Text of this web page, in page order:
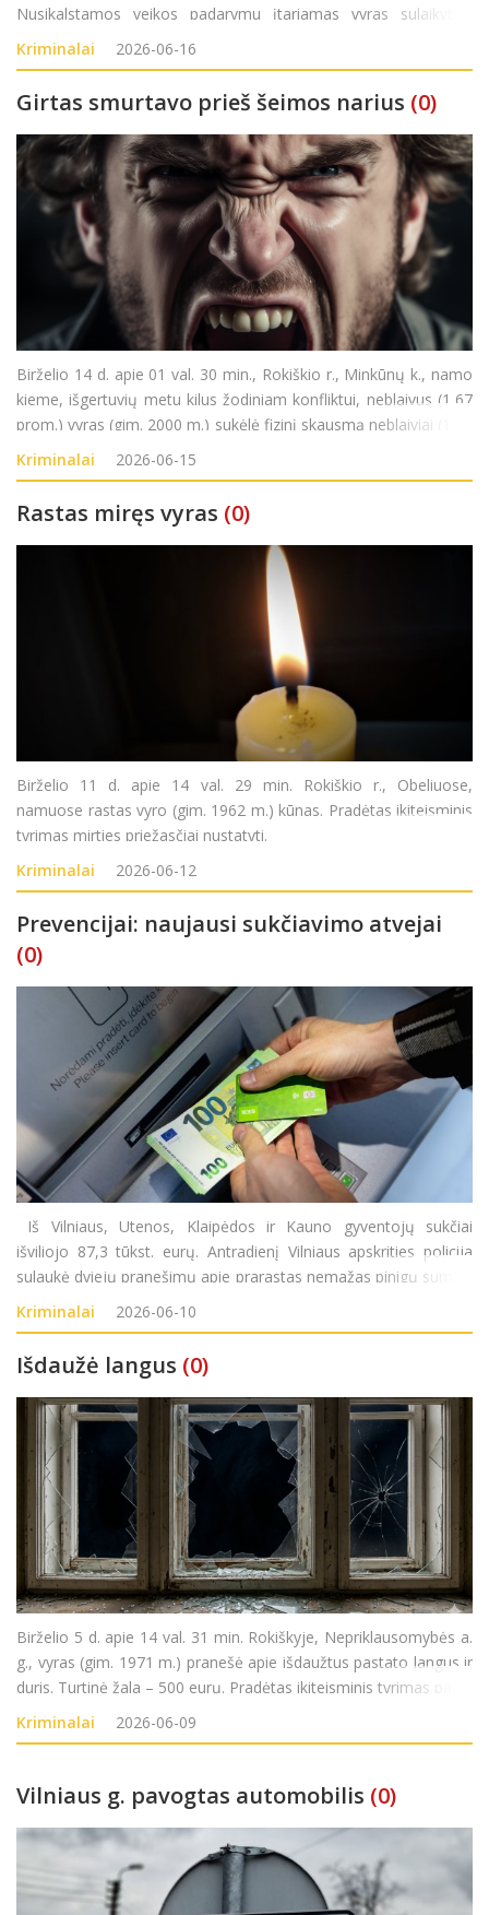
Nusikalstamos veikos padarymu įtariamas vyras sulaikytas.
Pradėtas ikiteisminis tyrimas pagal LR BK 138 str. (Nesunkus
sveikatos sutrikdymas).
Kriminalai 2026-06-16
Girtas smurtavo prieš šeimos narius (0)
Birželio 14 d. apie 01 val. 30 min., Rokiškio r., Minkūnų k., namo
kieme, išgertuvių metu kilus žodiniam konfliktui, neblaivus (1,67
prom.) vyras (gim. 2000 m.) sukėlė fizinį skausmą neblaiviai (1,17
prom.) moteriai (gim. 1974 m.) ir nepilnamečiui (gim. 2009 m.).
Nusikalstamos veikos
Kriminalai 2026-06-15
Rastas miręs vyras (0)
Birželio 11 d. apie 14 val. 29 min. Rokiškio r., Obeliuose,
namuose rastas vyro (gim. 1962 m.) kūnas. Pradėtas ikiteisminis
tyrimas mirties priežasčiai nustatyti.
Kriminalai
2026-06-12
Prevencijai: naujausi sukčiavimo atvejai
(0)
Iš Vilniaus, Utenos, Klaipėdos ir Kauno gyventojų sukčiai
išviliojo 87,3 tūkst. eurų. Antradienį Vilniaus apskrities policija
sulaukė dviejų pranešimų apie prarastas nemažas pinigų sumas.
į Vilniaus apskrities vyriausiąjį policijos komisariatą kreipėsi
moteris (gim. 1928
Kriminalai 2026-06-10
Išdaužė langus (0)
Birželio 5 d. apie 14 val. 31 min. Rokiškyje, Nepriklausomybės a.
g., vyras (gim. 1971 m.) pranešė apie išdaužtus pastato langus ir
duris. Turtinė žala – 500 eurų. Pradėtas ikiteisminis tyrimas pagal
LR BK 187 str. (Turto sunaikinimas ar sugadinimas).
Kriminalai 2026-06-09
Vilniaus g. pavogtas automobilis (0)